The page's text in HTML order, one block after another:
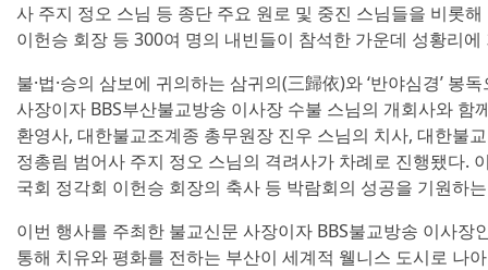
사 주지 정오 스님 등 종단 주요 원로 및 중진 스님들을 비롯
이헌승 회장 등 300여 명의 내빈들이 참석한 가운데 성황리에
불·법·승의 삼보에 귀의하는 삼귀의(三歸依)와 ‘반야심경’ 봉
사장이자 BBS부산불교방송 이사장 수불 스님의 개회사와 함
환영사, 대한불교조계종 총무원장 진우 스님의 치사, 대한불
정총림 범어사 주지 정오 스님의 격려사가 차례로 진행됐다.
국회 정각회 이헌승 회장의 축사 등 박람회의 성공을 기원하
이번 행사를 주최한 불교신문 사장이자 BBS불교방송 이사장
통해 치유와 평화를 전하는 부산이 세계적 웰니스 도시로 나